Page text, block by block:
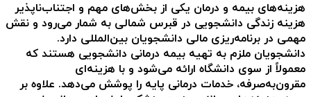
هزینه‌های بیمه و درمان یکی از بخش‌های مهم و اجتناب‌ناپذیر
هزینه زندگی دانشجویی در قبرس شمالی به شمار می‌رود و نقش
مهمی در برنامه‌ریزی مالی دانشجویان بین‌المللی دارد.
دانشجویان ملزم به تهیه بیمه درمانی دانشجویی هستند که
معمولاً از سوی دانشگاه ارائه می‌شود و با هزینه‌ای
مقرون‌به‌صرفه، خدمات درمانی پایه را پوشش می‌دهد. علاوه بر